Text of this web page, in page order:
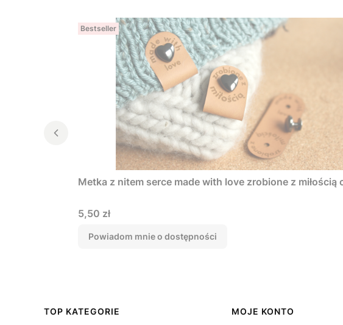
Bestseller
Metka z nitem serce made with love zrobione z miłością
Cena
5,50 zł
Powiadom mnie o dostępności
Linki w stopce
TOP KATEGORIE MOJE KONTO